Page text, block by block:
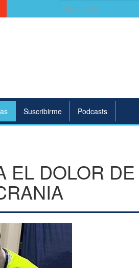
Buscar:
Suscribirme Podcasts
EL DOLOR